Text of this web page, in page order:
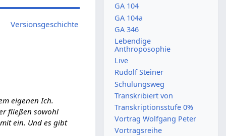
Versionsgeschichte
eigenen Ich.
fließen sowohl
ein. Und es gibt
GA 104
GA 104a
GA 346
Lebendige
Anthroposophie
Live
Rudolf Steiner
Schulungsweg
Transkribiert von
Transkriptionsstufe 0%
Vortrag Wolfgang Peter
Vortragsreihe